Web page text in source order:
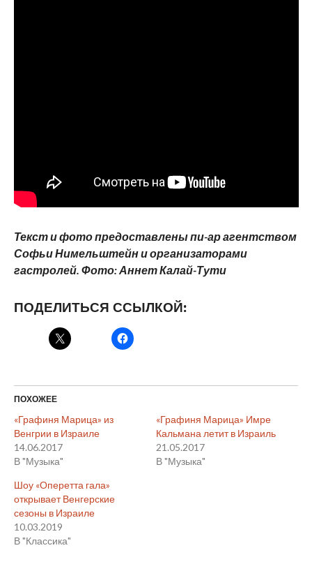
Текст и фото предоставлены пи-ар агентством
Софьи Нимельштейн и организаторами
гастролей. Фото: Аннет Калай-Тути
ПОДЕЛИТЬСЯ ССЫЛКОЙ:
ПОХОЖЕЕ
«Графиня Марица» из
Венгрии в Израиле
14.06.2017
В "Музыка"
«Графиня Марица» Имре
Кальмана летит в Израиль
21.05.2017
В "Музыка"
Шоу «Оперетта гала»
открывает Венгерские
сезоны в Израиле
10.03.2019
В "Классика"